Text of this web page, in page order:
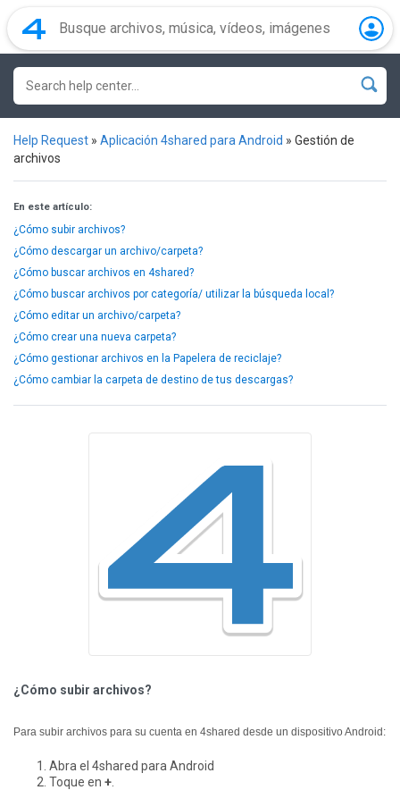
Help Request » Aplicación 4shared para Android » Gestión de
archivos
En este artículo:
¿Cómo subir archivos?
¿Cómo descargar un archivo/carpeta?
¿Cómo buscar archivos en 4shared?
¿Cómo buscar archivos por categoría/ utilizar la búsqueda local?
¿Cómo editar un archivo/carpeta?
¿Cómo crear una nueva carpeta?
¿Cómo gestionar archivos en la Papelera de reciclaje?
¿Cómo cambiar la carpeta de destino de tus descargas?
¿Cómo subir archivos?
Para subir archivos para su cuenta en 4shared desde un dispositivo Android:
Abra el 4shared para Android
Toque en +